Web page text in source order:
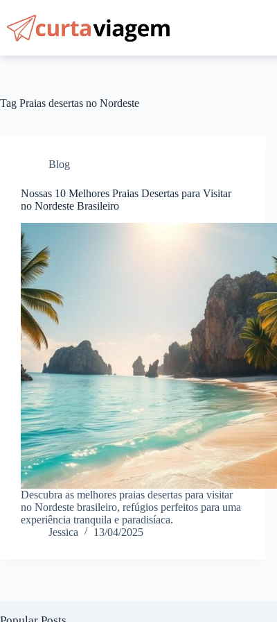
conteúdo
Tag Praias desertas no Nordeste
Blog
Nossas 10 Melhores Praias Desertas para Visitar
no Nordeste Brasileiro
Descubra as melhores praias desertas para visitar
no Nordeste brasileiro, refúgios perfeitos para uma
experiência tranquila e paradisíaca.
Jessica
13/04/2025